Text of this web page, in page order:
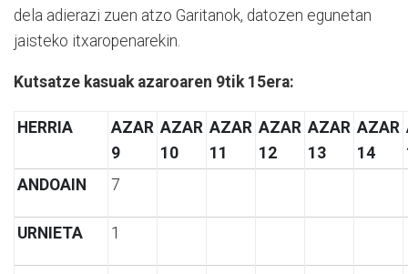
dela adierazi zuen atzo Garitanok, datozen egunetan
jaisteko itxaropenarekin.
Kutsatze kasuak azaroaren 9tik 15era:
HERRIA
AZAR
9
AZAR
10
AZAR
11
AZAR
12
AZAR
13
AZAR
14
ANDOAIN
7
URNIETA 1